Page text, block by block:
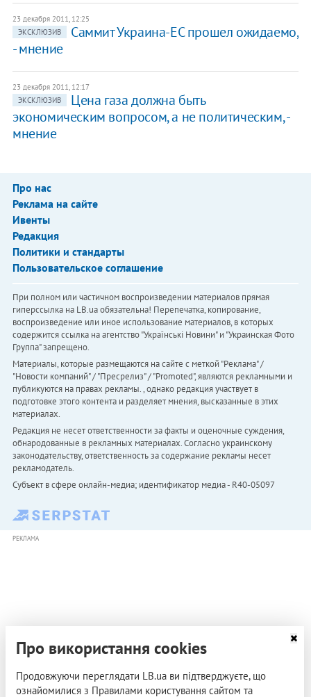
23 декабря 2011, 12:25
ЭКСКЛЮЗИВ
​Саммит Украина-ЕС прошел ожидаемо,
- мнение
23 декабря 2011, 12:17
ЭКСКЛЮЗИВ
Цена газа должна быть
экономическим вопросом, а не политическим, -
мнение
Про нас
Реклама на сайте
Ивенты
Редакция
Политики и стандарты
Пользовательское соглашение
При полном или частичном воспроизведении материалов прямая
гиперссылка на LB.ua обязательна! Перепечатка, копирование,
воспроизведение или иное использование материалов, в которых
содержится ссылка на агентство "Українськi Новини" и "Украинская Фото
Группа" запрещено.
Материалы, которые размещаются на сайте с меткой "Реклама" /
"Новости компаний" / "Пресрелиз" / "Promoted", являются рекламными и
публикуются на правах рекламы. , однако редакция участвует в
подготовке этого контента и разделяет мнения, высказанные в этих
материалах.
Редакция не несет ответственности за факты и оценочные суждения,
обнародованные в рекламных материалах. Согласно украинскому
законодательству, ответственность за содержание рекламы несет
рекламодатель.
Субъект в сфере онлайн-медиа; идентификатор медиа - R40-05097
РЕКЛАМА
Про використання cookies
Продовжуючи переглядати LB.ua ви підтверджуєте, що
ознайомилися з Правилами користування сайтом та